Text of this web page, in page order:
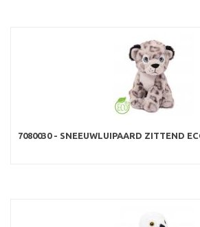
7080030 - SNEEUWLUIPAARD ZITTEND